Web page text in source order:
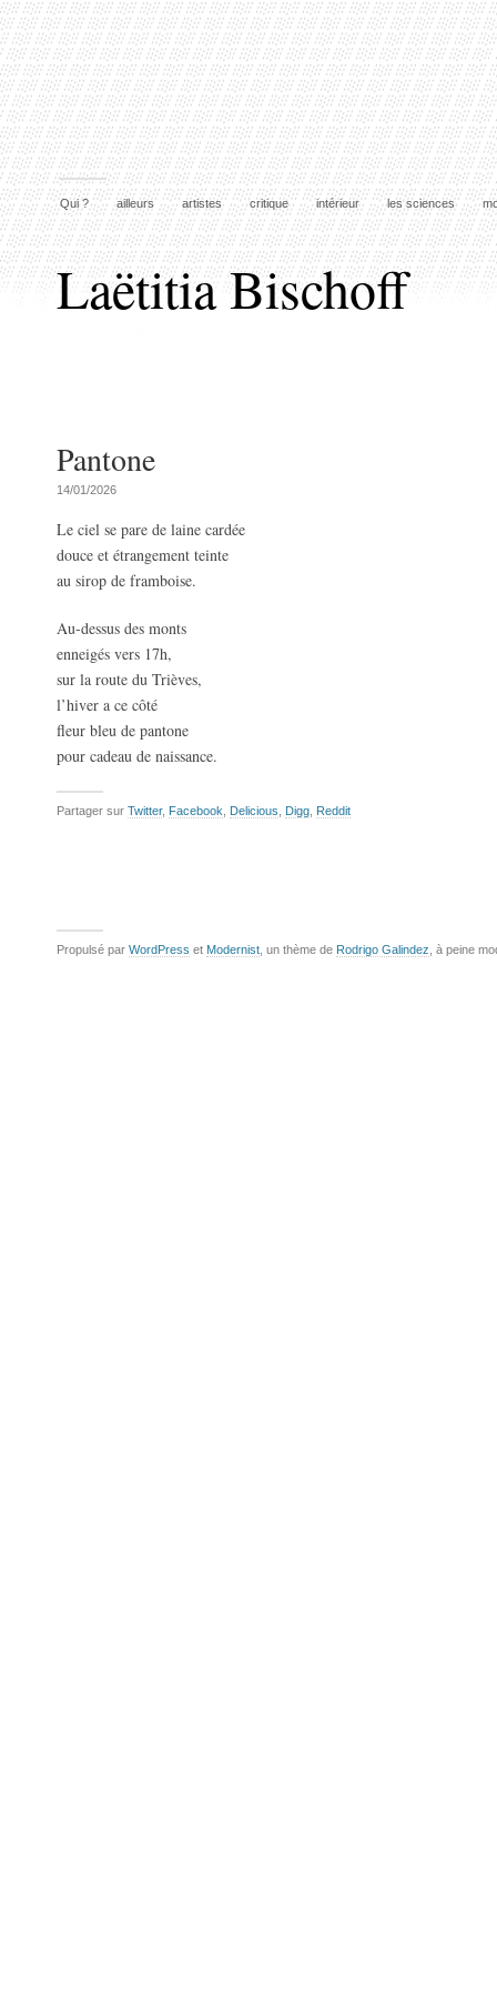
Qui ? ailleurs artistes critique intérieur les sciences
Laëtitia Bischoff
Pantone
14/01/2026
Le ciel se pare de laine cardée
douce et étrangement teinte
au sirop de framboise.
Au-dessus des monts
enneigés vers 17h,
sur la route du Trièves,
l’hiver a ce côté
fleur bleu de pantone
pour cadeau de naissance.
Partager sur Twitter, Facebook Delicious Digg Reddit
Propulsé par WordPress et Modernist , un thème de Rodrigo Galindez , à peine